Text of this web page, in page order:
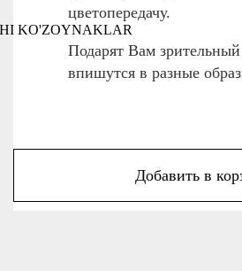
KO'ZOYNAKLAR
цветопередачу.
Подарят Вам
впишутся в разные
Добавить в